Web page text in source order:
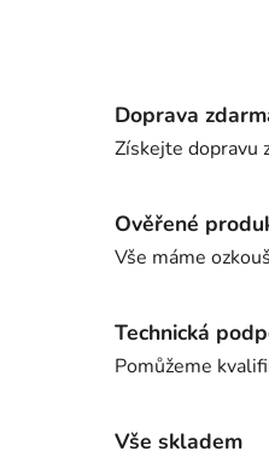
Doprava
Získejte dopravu
Ověřené
Vše máme
Technická
Pomůžeme
Vše skladem